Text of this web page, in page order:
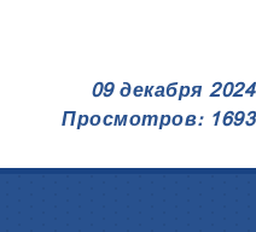
09 декабря 2024
Просмотров: 1693